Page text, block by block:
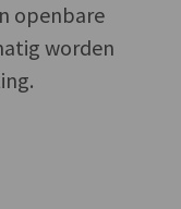
openbare
worden